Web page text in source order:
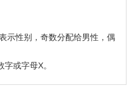
示性别，奇数分配给男性，偶
或字母X。